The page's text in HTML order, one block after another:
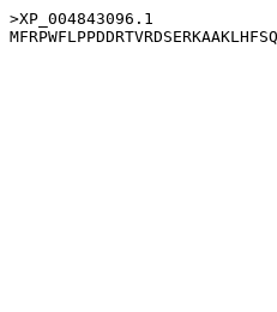
>XP_004843096.1